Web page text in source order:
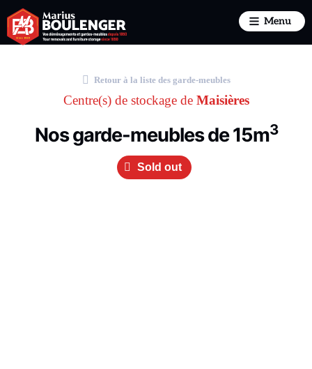
Centre(s) de stockage de Maisières
Retour à la liste des garde-meubles
Nos garde-meubles de 15m3
Sold out